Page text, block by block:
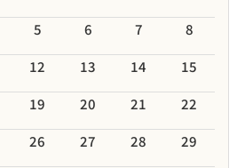
5 6 7
8
12 13 14
15
19 20 21
22
26 27 28
29